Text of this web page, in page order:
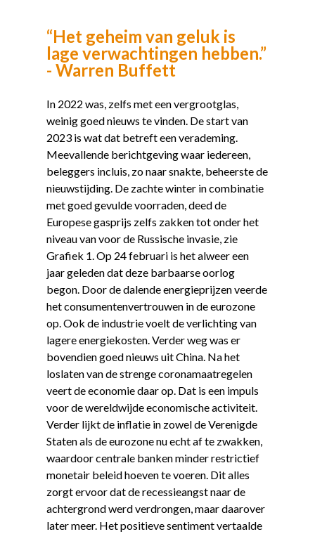
“Het geheim van geluk is
lage verwachtingen hebben.”
- Warren Buffett
In 2022 was, zelfs met een vergrootglas,
weinig goed nieuws te vinden. De start van
2023 is wat dat betreft een verademing.
Meevallende berichtgeving waar iedereen,
beleggers incluis, zo naar snakte, beheerste de
nieuwstijding. De zachte winter in combinatie
met goed gevulde voorraden, deed de
Europese gasprijs zelfs zakken tot onder het
niveau van voor de Russische invasie, zie
Grafiek 1. Op 24 februari is het alweer een
jaar geleden dat deze barbaarse oorlog
begon. Door de dalende energieprijzen veerde
het consumentenvertrouwen in de eurozone
op. Ook de industrie voelt de verlichting van
lagere energiekosten. Verder weg was er
bovendien goed nieuws uit China. Na het
loslaten van de strenge coronamaatregelen
veert de economie daar op. Dat is een impuls
voor de wereldwijde economische activiteit.
Verder lijkt de inflatie in zowel de Verenigde
Staten als de eurozone nu echt af te zwakken,
waardoor centrale banken minder restrictief
monetair beleid hoeven te voeren. Dit alles
zorgt ervoor dat de recessieangst naar de
achtergrond werd verdrongen, maar daarover
later meer. Het positieve sentiment vertaalde